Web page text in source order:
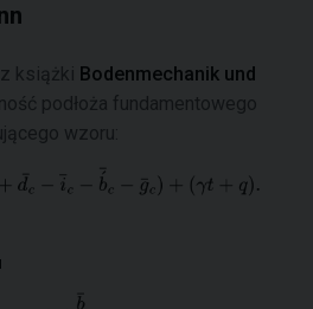
książki Bodenmechanik und
podłoża fundamentowego
wzoru: